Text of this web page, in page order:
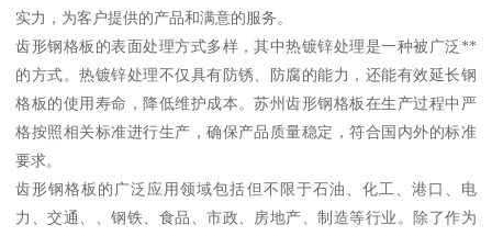
实力，为客户提供的产品和满意的服务。
齿形钢格板的表面处理方式多样，其中热镀锌处理是一种被广泛**
的方式。热镀锌处理不仅具有防锈、防腐的能力，还能有效延长钢
格板的使用寿命，降低维护成本。苏州齿形钢格板在生产过程中严
格按照相关标准进行生产，确保产品质量稳定，符合国内外的标准
要求。
齿形钢格板的广泛应用领域包括但不限于石油、化工、港口、电
力、交通、、钢铁、食品、市政、房地产、制造等行业。除了作为